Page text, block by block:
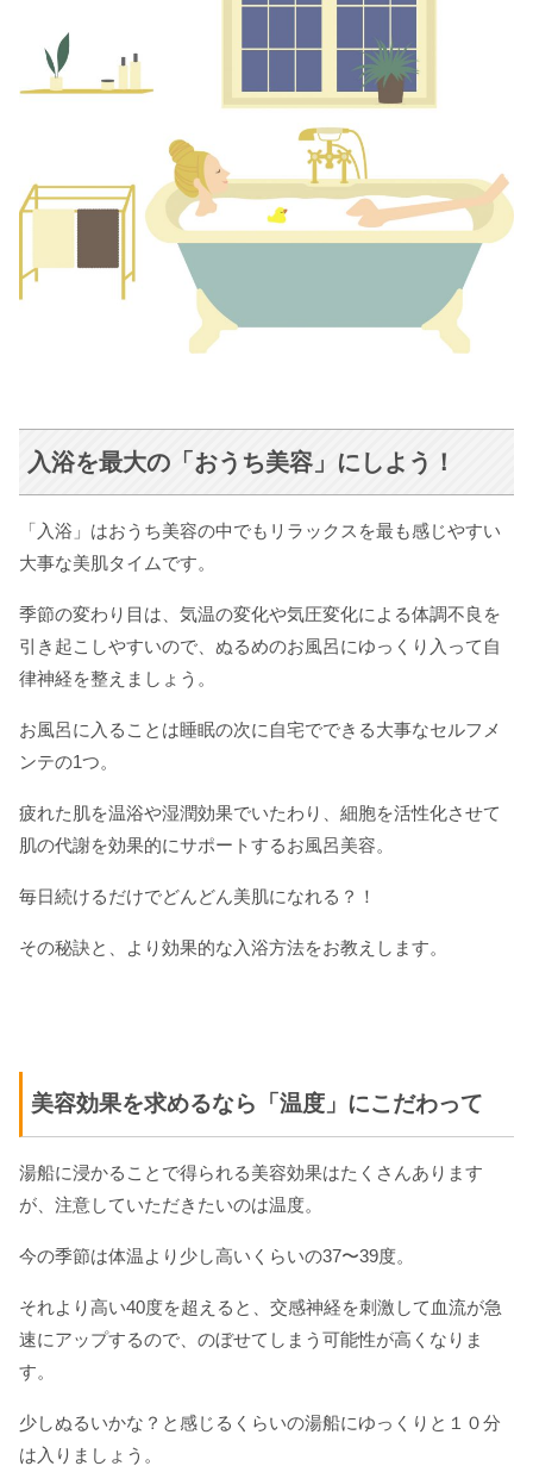
入浴を最大の「おうち美容」にしよう！
「入浴」はおうち美容の中でもリラックスを最も感じやすい
大事な美肌タイムです。
季節の変わり目は、気温の変化や気圧変化による体調不良を
引き起こしやすいので、ぬるめのお風呂にゆっくり入って自
律神経を整えましょう。
お風呂に入ることは睡眠の次に自宅でできる大事なセルフメ
ンテの1つ。
疲れた肌を温浴や湿潤効果でいたわり、細胞を活性化させて
肌の代謝を効果的にサポートするお風呂美容。
毎日続けるだけでどんどん美肌になれる？！
その秘訣と、より効果的な入浴方法をお教えします。
美容効果を求めるなら「温度」にこだわって
湯船に浸かることで得られる美容効果はたくさんあります
が、注意していただきたいのは温度。
今の季節は体温より少し高いくらいの37〜39度。
それより高い40度を超えると、交感神経を刺激して血流が急
速にアップするので、のぼせてしまう可能性が高くなりま
す。
少しぬるいかな？と感じるくらいの湯船にゆっくりと１０分
は入りましょう。